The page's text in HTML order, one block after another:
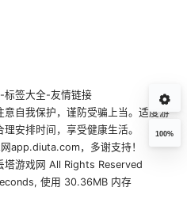
100%
-标签大全-友情链接
自我保护，谨防受骗上当。适度游
安排时间，享受健康生活。
app.diuta.com，多谢支持！
游戏网 All Rights Reserved
使用 30.36MB 内存